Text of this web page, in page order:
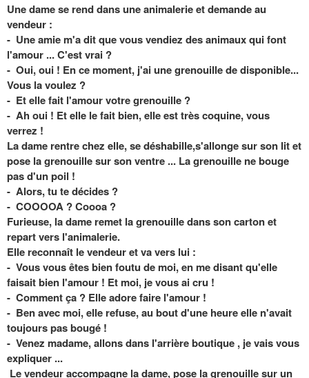
Une dame se rend dans une animalerie et demande au
vendeur :
- Une amie m'a dit que vous vendiez des animaux qui font
l'amour ... C'est vrai ?
- Oui, oui ! En ce moment, j'ai une grenouille de disponible...
Vous la voulez ?
- Et elle fait l'amour votre grenouille ?
- Ah oui ! Et elle le fait bien, elle est très coquine, vous
verrez !
La dame rentre chez elle, se déshabille,s'allonge sur son lit et
pose la grenouille sur son ventre ... La grenouille ne bouge
pas d'un poil !
- Alors, tu te décides ?
- COOOOA ? Coooa ?
Furieuse, la dame remet la grenouille dans son carton et
repart vers l'animalerie.
Elle reconnaît le vendeur et va vers lui :
- Vous vous êtes bien foutu de moi, en me disant qu'elle
faisait bien l'amour ! Et moi, je vous ai cru !
- Comment ça ? Elle adore faire l'amour !
- Ben avec moi, elle refuse, au bout d'une heure elle n'avait
toujours pas bougé !
- Venez madame, allons dans l'arrière boutique , je vais vous
expliquer ...
Le vendeur accompagne la dame, pose la grenouille sur un